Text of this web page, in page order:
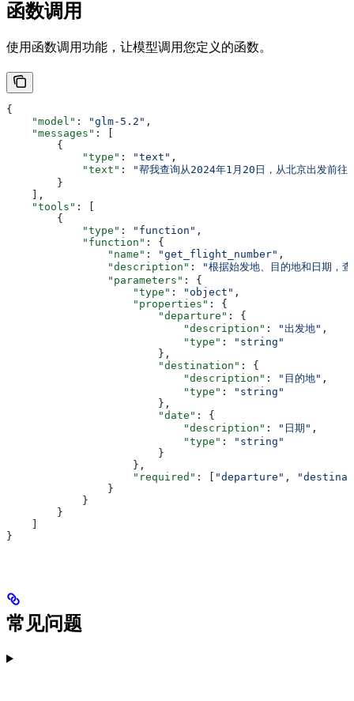
函数调用
使用函数调用功能，让模型调用您定义的函数。
{
    "model"
: "glm-5.2" ,
    "messages"
: [
        {
            "type"
: "text" ,
            "text"
:
"帮我查询从2024年1月20日，从北京出发前往
        }
    ],
    "tools"
: [
        {
            "type"
: "function" ,
            "function"
: {
                "name"
: "get_flight_number" ,
                "description"
:
"根据始发地、目的地和日期，
                "parameters"
: {
                    "type"
: "object" ,
                    "properties"
: {
                        "departure"
: {
                            "description"
: "出发地" ,
                            "type"
:
"string"
                        },
                        "destination"
: {
                            "description"
: "目的地" ,
                            "type"
:
"string"
                        },
                        "date"
: {
                            "description"
: "日期" ,
                            "type"
:
"string"
                        }
                    },
                    "required"
: [ "departure" ,
                }
            }
        }
}
常见问题